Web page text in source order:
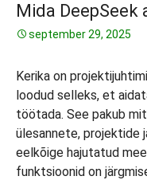
Mida DeepSeek
september 29, 2025
Kerika on
loodud selleks, et
töötada. See pakub
ülesannete, projektide
eelkõige hajutatud
funktsioonid on